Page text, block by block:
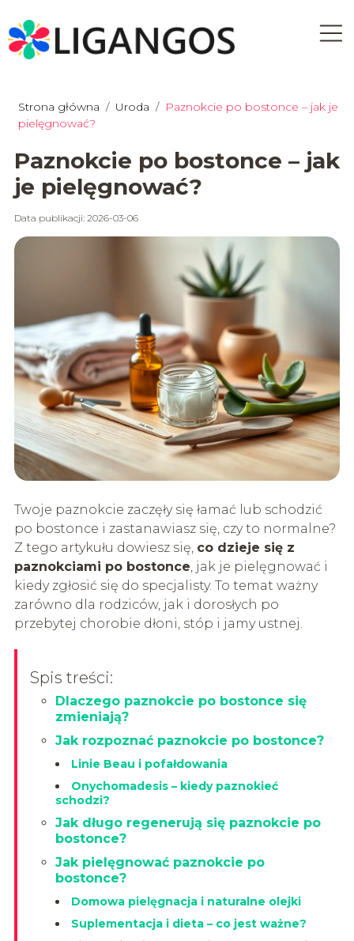
Strona główna / Uroda / Paznokcie po bostonce – jak je
pielęgnować?
Paznokcie po bostonce – jak
je pielęgnować?
Data publikacji: 2026-03-06
Twoje paznokcie zaczęły się łamać lub schodzić
po bostonce i zastanawiasz się, czy to normalne?
Z tego artykułu dowiesz się, co dzieje się z
paznokciami po bostonce, jak je pielęgnować i
kiedy zgłosić się do specjalisty. To temat ważny
zarówno dla rodziców, jak i dorosłych po
przebytej chorobie dłoni, stóp i jamy ustnej.
Spis treści:
Dlaczego paznokcie po bostonce się
zmieniają?
Jak rozpoznać paznokcie po bostonce?
Linie Beau i pofałdowania
Onychomadesis – kiedy paznokieć
schodzi?
Jak długo regenerują się paznokcie po
bostonce?
Jak pielęgnować paznokcie po
bostonce?
Domowa pielęgnacja i naturalne olejki
Suplementacja i dieta – co jest ważne?